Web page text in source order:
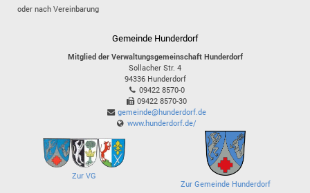
oder nach Vereinbarung
Gemeinde Hunderdorf
Mitglied der Verwaltungsgemeinschaft Hunderdorf
Sollacher Str. 4
94336 Hunderdorf
09422 8570-0
09422 8570-30
gemeinde@hunderdorf.de
www.hunderdorf.de/
Zur VG
Zur Gemeinde Hunderdorf